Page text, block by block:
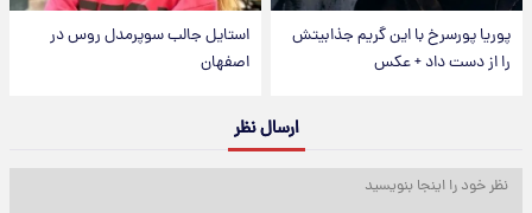
پوریا پورسرخ با این گریم جذابیتش
را از دست داد + عکس
استایل جالب سوپرمدل روس در
اصفهان
ارسال نظر